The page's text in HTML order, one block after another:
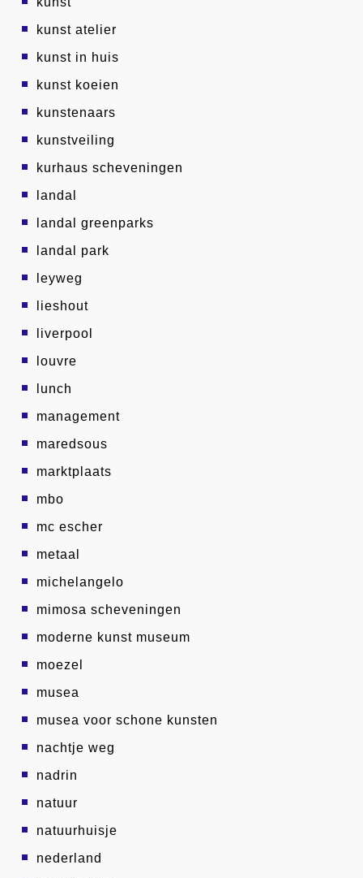
kunst atelier
kunst in huis
kunst koeien
kunstenaars
kunstveiling
kurhaus scheveningen
landal
landal greenparks
landal park
leyweg
lieshout
liverpool
louvre
lunch
management
maredsous
marktplaats
mbo
mc escher
metaal
michelangelo
mimosa scheveningen
moderne kunst museum
moezel
musea
musea voor schone kunsten
nachtje weg
nadrin
natuur
natuurhuisje
nederland